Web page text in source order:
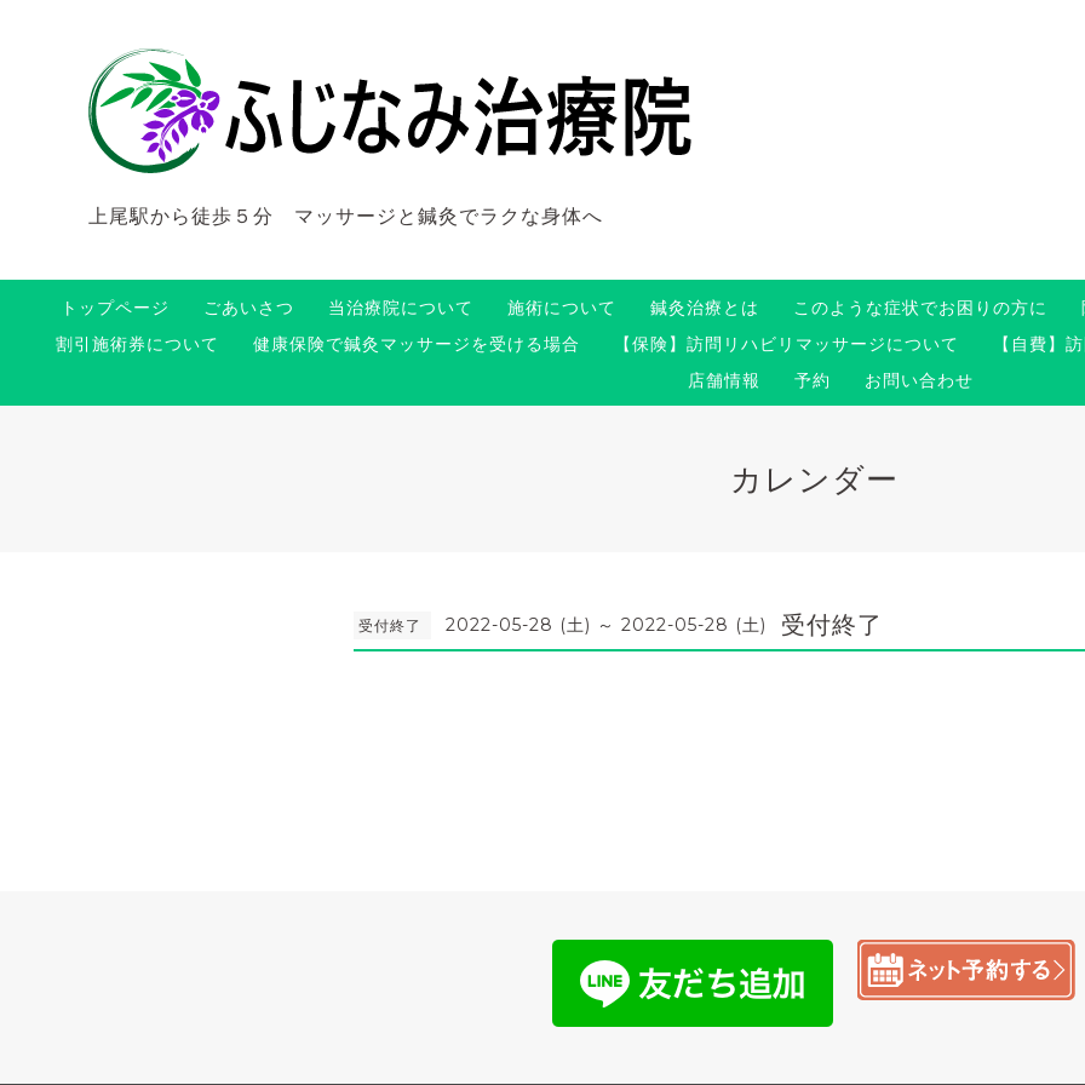
上尾駅から徒歩５分 マッサージと鍼灸でラクな身体へ
トップページ ごあいさつ 当治療院について 施術について 鍼灸治療とは このような症状でお困りの方に
割引施術券について
健康保険で鍼灸マッサージを受ける場合 【保険】訪問リハビリマッサージについて 【自費】
店舗情報
予約 お問い合わせ
カレンダー
受付終了 2022-05-28 (土) ～ 2022-05-28 (土) 受付終了